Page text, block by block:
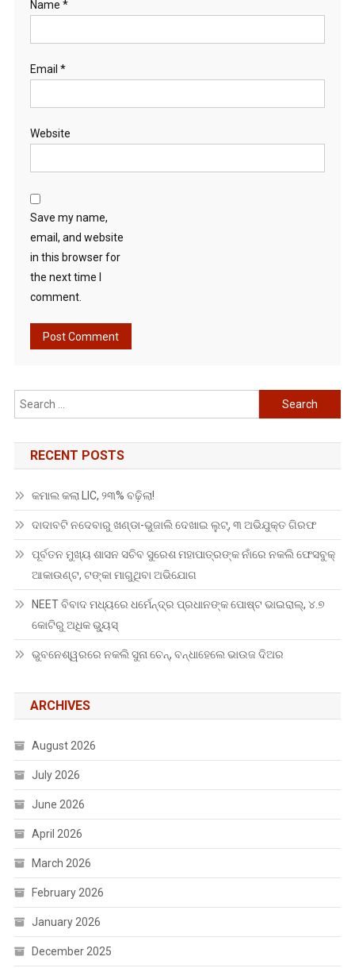
Name *
Email *
Website
Save my name,
email, and website
in this browser for
the next time I
comment.
Search
for:
RECENT POSTS
କମାଲ କଲା LIC, ୨୩% ବଢ଼ିଲା!
ଦାଦାବଟି ନଦେବାରୁ ଖଣ୍ଡା-ଭୁଜାଲି ଦେଖାଇ ଲୁଟ୍, ୩ ଅଭିଯୁକ୍ତ ଗିରଫ
ପୂର୍ବତନ ମୁଖ୍ୟ ଶାସନ ସଚିବ ସୁରେଶ ମହାପାତ୍ରଙ୍କ ନାଁରେ ନକଲି ଫେସବୁକ୍
ଆକାଉଣ୍ଟ, ଟଙ୍କା ମାଗୁଥିବା ଅଭିଯୋଗ
NEET ବିବାଦ ମଧ୍ୟରେ ଧର୍ମେନ୍ଦ୍ର ପ୍ରଧାନଙ୍କ ପୋଷ୍ଟ ଭାଇରାଲ୍, ୪.୭
କୋଟିରୁ ଅଧିକ ଭ୍ୟୁସ୍
ଭୁବନେଶ୍ୱରରେ ନକଲି ସୁନା ଚେନ୍, ବନ୍ଧାହେଲେ ଭାଉଜ ଦିଅର
ARCHIVES
August 2026
July 2026
June 2026
April 2026
March 2026
February 2026
January 2026
December 2025